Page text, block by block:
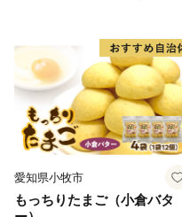
愛知県小牧市
もっちりたまご（小倉バタ